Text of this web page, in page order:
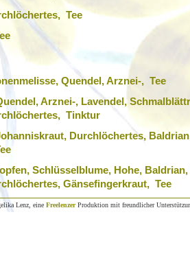
Tee
Quendel, Arznei-, Tee
Arznei-, Lavendel,
Tinktur
Durchlöchertes,
Schlüsselblume, Hohe,
Gänsefingerkraut, Tee
Lenz, eine FreelenzerProduktion mit freundlicher